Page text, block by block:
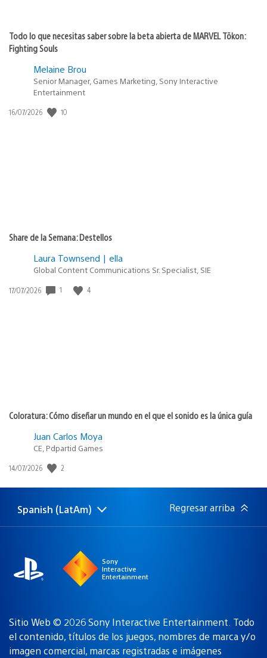
Todo lo que necesitas saber sobre la beta abierta de MARVEL Tōkon:
Fighting Souls
Melaine Brou
Senior Manager, Games Marketing, Sony Interactive
Entertainment
Fecha
16/07/2026 10
Share de la Semana: Destellos
Laura Townsend | ella
Global Content Communications Sr. Specialist, SIE
Fecha
17/07/2026 1 4
Coloratura: Cómo diseñar un mundo en el que el sonido es la única guía
Juan Carlos Moya
CE, Pdpartid Games
Fecha
publicación:
14/07/2026 2
Elige
Región
Spanish (LatAm) Regresar arriba
Sony
Interactive
Entertainment
Sitio Web © 2026 Sony Interactive Entertainment. Todo
el contenido, títulos de los juegos, nombres de marca y/o
imagen comercial, marcas registradas e imágenes